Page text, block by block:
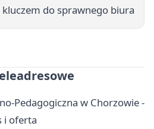
do sprawnego biura
Pedagogiczna w Chorzowie -
i oferta